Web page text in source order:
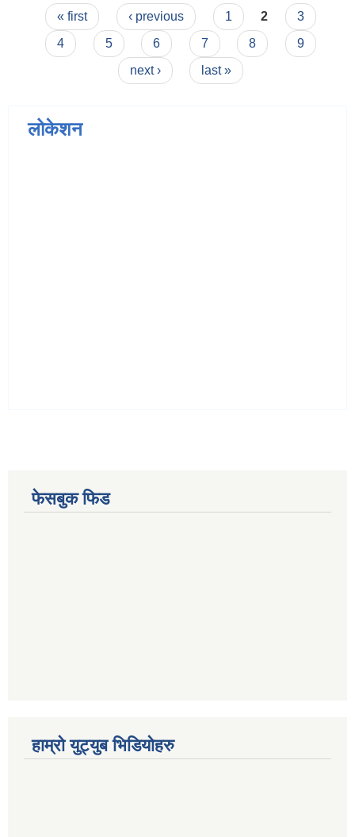
Pages
« first ‹ previous 1 2
3
4
5 6 7 8
9
next ›
last »
लोकेशन
फेसबुक फिड
हाम्रो युट्युब भिडियोहरु